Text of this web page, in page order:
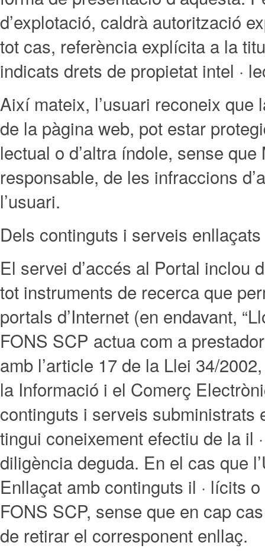
d’explotació, caldrà autorització
tot cas, referència explícita a la
indicats drets de propietat intel ·
Així mateix, l’usuari reconeix
de la pàgina web, pot estar
lectual o d’altra índole, sense
responsable, de les infraccions
l’usuari.
Dels continguts i serveis
El servei d’accés al Portal inclou
tot instruments de recerca que
portals d’Internet (en endavant,
FONS SCP actua com a
amb l’article 17 de la Llei 34/
la Informació i el Comerç
continguts i serveis
tingui coneixement efectiu de la il
diligència deguda. En el cas que
Enllaçat amb continguts il · lícits
FONS SCP, sense que en cap
de retirar el corresponent enllaç.